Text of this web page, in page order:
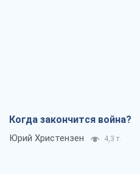
Когда закончится война?
Юрий Христензен 4,3 т.